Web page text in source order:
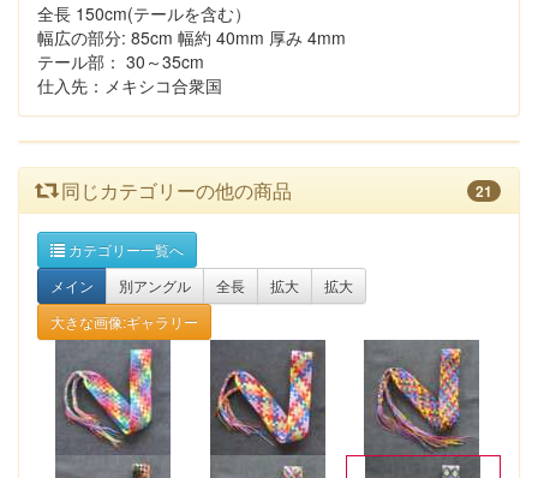
全長 150cm(テールを含む）
幅広の部分: 85cm 幅約 40mm 厚み 4mm
テール部： 30～35cm
仕入先：メキシコ合衆国
同じカテゴリーの他の商品 21
カテゴリー一覧へ
メイン
別アングル 全長 拡大
拡大
大きな画像:ギャラリー